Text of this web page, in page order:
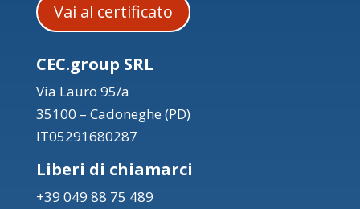
Vai al certificato
CEC.group SRL
Via Lauro 95/a
35100 – Cadoneghe (PD)
IT05291680287
Liberi di chiamarci
+39 049 88 75 489